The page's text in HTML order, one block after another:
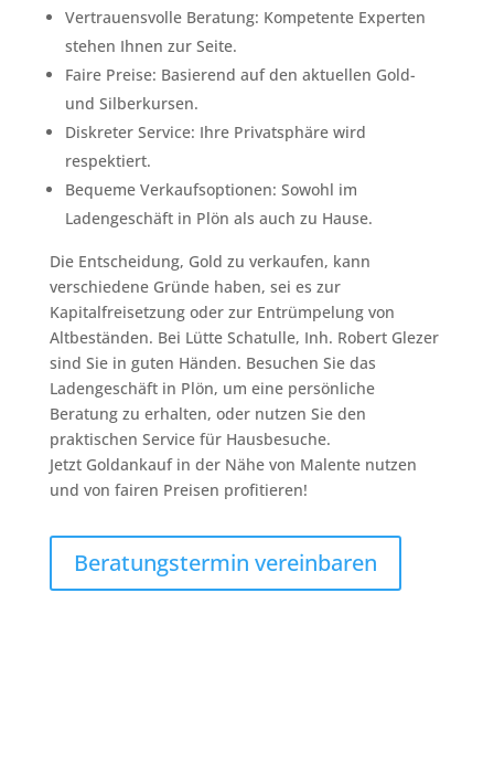
Vertrauensvolle Beratung: Kompetente Experten
stehen Ihnen zur Seite.
Faire Preise: Basierend auf den aktuellen Gold-
und Silberkursen.
Diskreter Service: Ihre Privatsphäre wird
respektiert.
Bequeme Verkaufsoptionen: Sowohl im
Ladengeschäft in Plön als auch zu Hause.
Die Entscheidung, Gold zu verkaufen, kann
verschiedene Gründe haben, sei es zur
Kapitalfreisetzung oder zur Entrümpelung von
Altbeständen. Bei Lütte Schatulle, Inh. Robert Glezer
sind Sie in guten Händen. Besuchen Sie das
Ladengeschäft in Plön, um eine persönliche
Beratung zu erhalten, oder nutzen Sie den
praktischen Service für Hausbesuche.
Jetzt Goldankauf in der Nähe von Malente nutzen
und von fairen Preisen profitieren!
Beratungstermin vereinbaren